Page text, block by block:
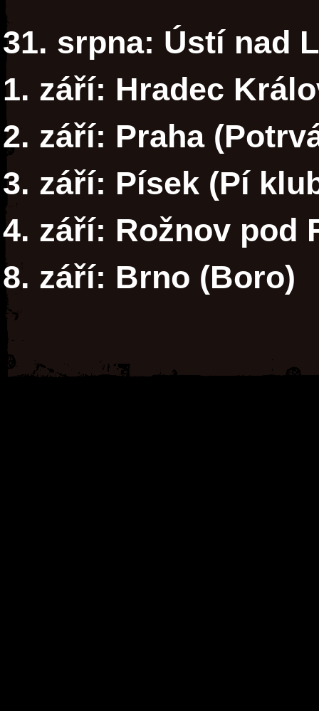
31. srpna: Ústí nad
1. září: Hradec
2. září: Praha
3. září: Písek (Pí
4. září: Rožnov pod
8. září: Brno (Boro)